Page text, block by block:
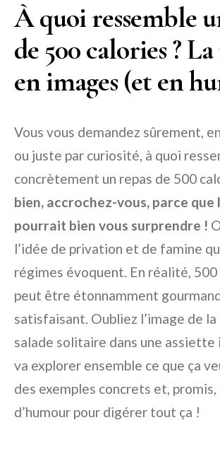
À quoi ressemble
de 500 calories ?
en images (et en
Vous vous demandez sûrement,
ou juste par curiosité, à quoi
concrètement un repas de 500
bien, accrochez-vous, parce que
pourrait bien vous surprendre !
l’idée de privation et de famine
régimes évoquent. En réalité, 500
peut être étonnamment
satisfaisant. Oubliez l’image de
salade solitaire dans une assiette
va explorer ensemble ce que ça
des exemples concrets et, promis,
d’humour pour digérer tout ça !